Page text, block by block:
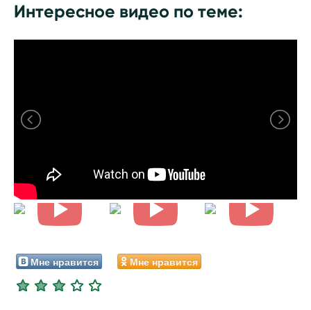
Интересное видео по теме:
Мне нравится Мне нравится